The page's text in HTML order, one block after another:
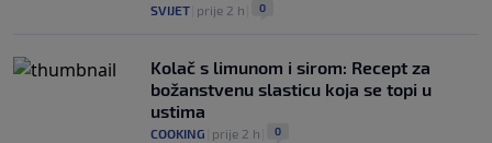
SVIJET prije 2 h 0
Kolač s limunom i sirom: Recept za
božanstvenu slasticu koja se topi u
ustima
COOKING prije 2 h 0